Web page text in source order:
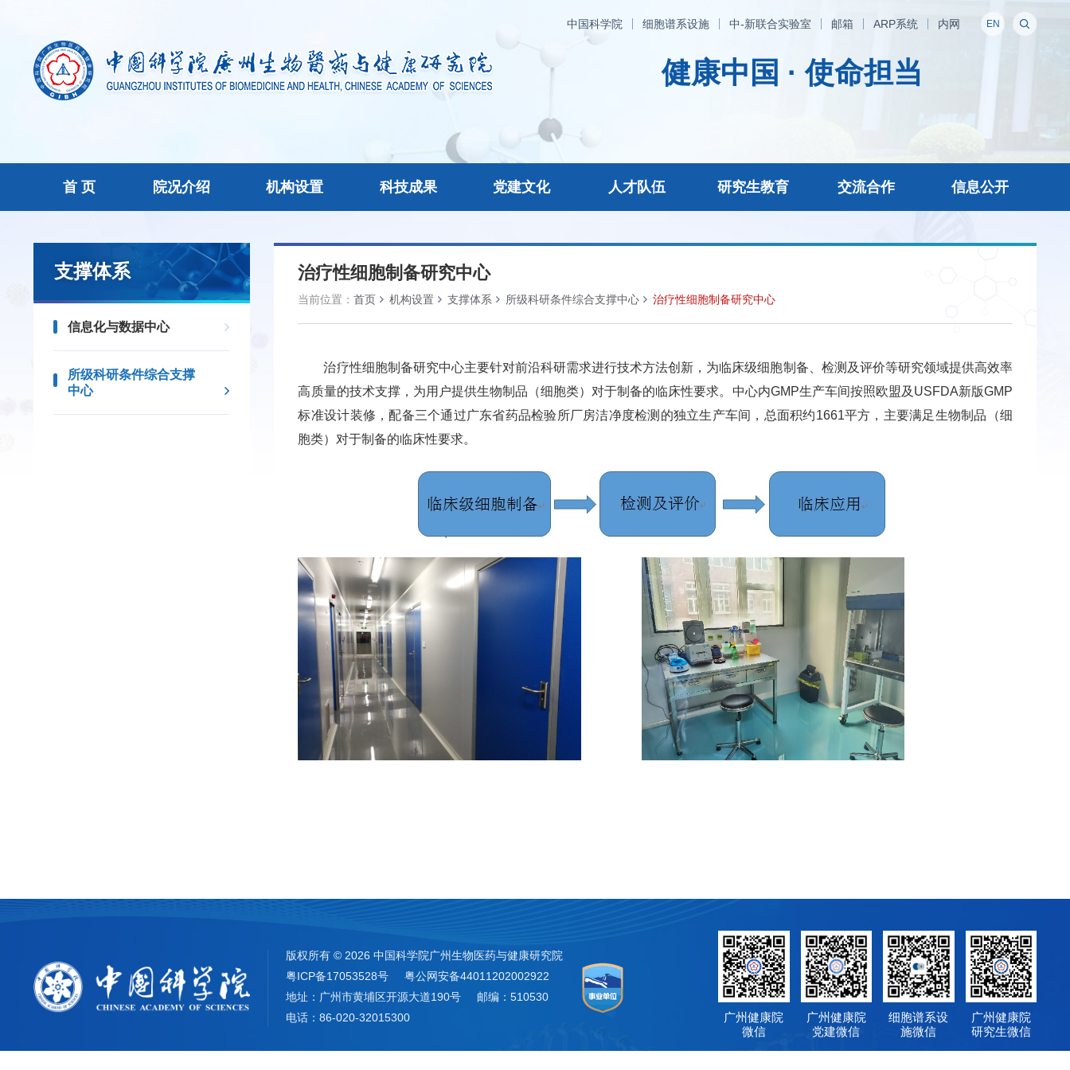
EN
中国科学院 细胞谱系设施 中-新联合实验室 邮箱 ARP系统 内网
健康中国 · 使命担当
首 页 院况介绍 机构设置 科技成果 党建文化 人才队伍 研究生教育 交流合作 信息公开
支撑体系
信息化与数据中心
所级科研条件综合支撑
中心
治疗性细胞制备研究中心
当前位置：首页 机构设置 支撑体系 所级科研条件综合支撑中心 治疗性细胞制备研究中心
治疗性细胞制备研究中心主要针对前沿科研需求进行技术方法创新，为临床级细胞制备、检测及评价等研究领域提供高效率
高质量的技术支撑，为用户提供生物制品（细胞类）对于制备的临床性要求。中心内GMP生产车间按照欧盟及USFDA新版GMP
标准设计装修，配备三个通过广东省药品检验所厂房洁净度检测的独立生产车间，总面积约1661平方，主要满足生物制品（细
胞类）对于制备的临床性要求。
版权所有 © 2026 中国科学院广州生物医药与健康研究院
粤ICP备17053528号
粤公网安备44011202002922
地址：广州市黄埔区开源大道190号
邮编：510530
电话：86-020-32015300
广州健康院
微信
广州健康院
党建微信
细胞谱系设
施微信
广州健康院
研究生微信